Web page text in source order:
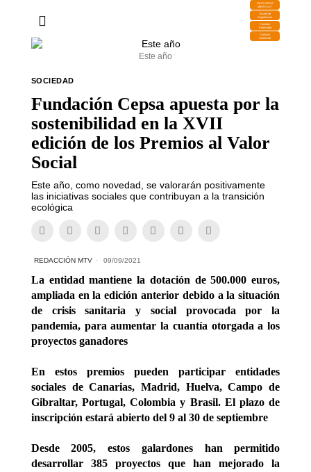
DESCARGA
MIRAPLAY
Buzón de
Sugerencias
Contratar
Publicidad
Contacto
Comercial
Este año
SOCIEDAD
Fundación Cepsa apuesta por la
sostenibilidad en la XVII
edición de los Premios al Valor
Social
Este año, como novedad, se valorarán positivamente
las iniciativas sociales que contribuyan a la transición
ecológica
REDACCIÓN MTV 09/09/2021
La entidad mantiene la dotación de 500.000 euros,
ampliada en la edición anterior debido a la situación
de crisis sanitaria y social provocada por la
pandemia, para aumentar la cuantía otorgada a los
proyectos ganadores
En estos premios pueden participar entidades
sociales de Canarias, Madrid, Huelva, Campo de
Gibraltar, Portugal, Colombia y Brasil. El plazo de
inscripción estará abierto del 9 al 30 de septiembre
Desde 2005, estos galardones han permitido
desarrollar 385 proyectos que han mejorado la